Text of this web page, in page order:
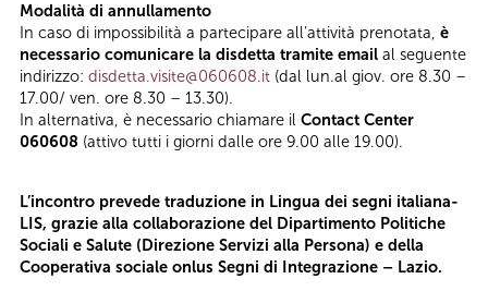
Modalità di annullamento
In caso di impossibilità a partecipare all’attività prenotata, è
necessario comunicare la disdetta tramite email al seguente
indirizzo: disdetta.visite@060608.it (dal lun.al giov. ore 8.30 –
17.00/ ven. ore 8.30 – 13.30).
In alternativa, è necessario chiamare il Contact Center
060608 (attivo tutti i giorni dalle ore 9.00 alle 19.00).
L’incontro prevede traduzione in Lingua dei segni italiana-
LIS, grazie alla collaborazione del Dipartimento Politiche
Sociali e Salute (Direzione Servizi alla Persona) e della
Cooperativa sociale onlus Segni di Integrazione – Lazio.